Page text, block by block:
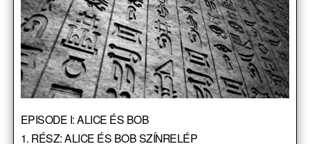
EPISODE I: ALICE ÉS BOB
1. RÉSZ: ALICE ÉS BOB SZÍNRELÉP